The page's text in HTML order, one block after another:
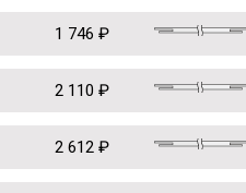
1 746 ₽
2 110 ₽
2 612 ₽